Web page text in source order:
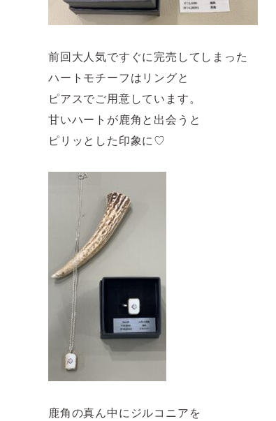
前回大人気ですぐに完売してしまった
ハートモチーフはリングと
ピアスでご用意しています。
甘いハートが鹿角と出会うと
ピリッとした印象に♡
鹿角の真ん中にジルコニアを